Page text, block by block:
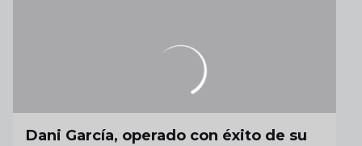
Dani García, operado con éxito de su